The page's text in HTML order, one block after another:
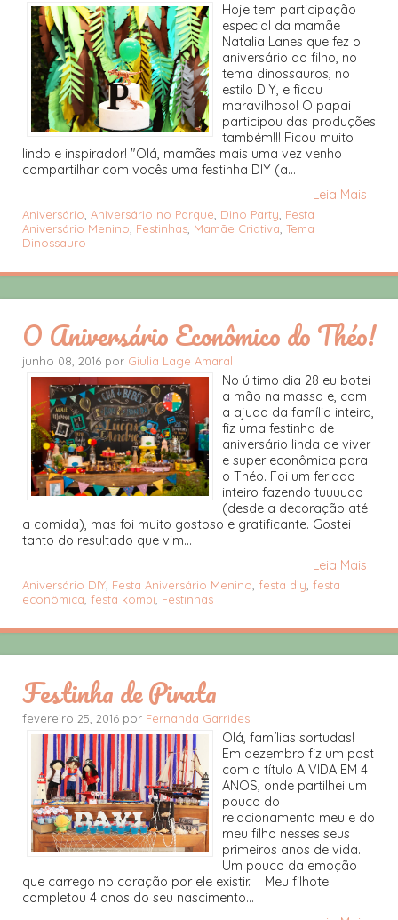
Hoje tem participação
especial da mamãe
Natalia Lanes que fez o
aniversário do filho, no
tema dinossauros, no
estilo DIY, e ficou
maravilhoso! O papai
participou das produções
também!!! Ficou muito
lindo e inspirador! "Olá, mamães mais uma vez venho
compartilhar com vocês uma festinha DIY (a...
Leia Mais
Aniversário Aniversário no Parque Dino Party Festa
Aniversário Menino Festinhas Mamãe Criativa Tema
Dinossauro
O Aniversário Econômico do Théo!
junho 08, 2016 por Giulia Lage Amaral
No último dia 28 eu botei
a mão na massa e, com
a ajuda da família inteira,
fiz uma festinha de
aniversário linda de viver
e super econômica para
o Théo. Foi um feriado
inteiro fazendo tuuuudo
(desde a decoração até
a comida), mas foi muito gostoso e gratificante. Gostei
tanto do resultado que vim...
Leia Mais
Aniversário DIY, Festa Aniversário Menino, festa diy, festa
econômica, festa kombi, Festinhas
Festinha de Pirata
fevereiro 25, 2016 por Fernanda Garrides
Olá, famílias sortudas!
Em dezembro fiz um post
com o título A VIDA EM 4
ANOS, onde partilhei um
pouco do
relacionamento meu e do
meu filho nesses seus
primeiros anos de vida.
Um pouco da emoção
que carrego no coração por ele existir. Meu filhote
completou 4 anos do seu nascimento...